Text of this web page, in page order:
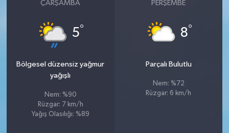
ÇARŞAMBA
5°
Bölgesel düzensiz yağmur
yağışlı
Nem: %90
Rüzgar: 7 km/h
Yağış Olasılığı: %89
PERŞEMBE
8°
Parçalı Bulutlu
Nem: %72
Rüzgar: 6 km/h